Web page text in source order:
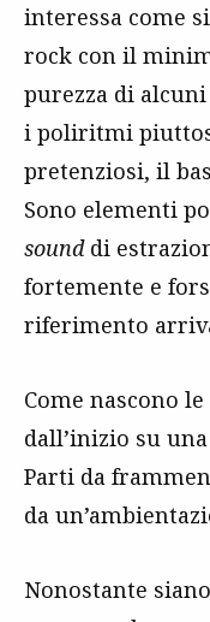
interessa come
rock con il
purezza di
i poliritmi
pretenziosi, il
Sono elementi
sounddi
fortemente e
riferimento
Come nascono
dall’inizio su una
Parti da
da
Nonostante